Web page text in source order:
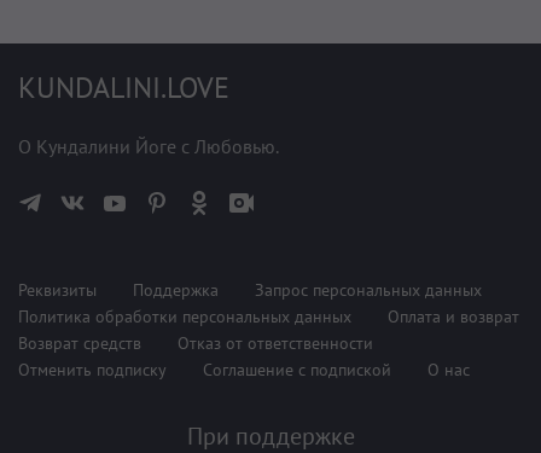
KUNDALINI.LOVE
О Кундалини Йоге с Любовью.
Реквизиты Поддержка
Запрос персональных данных
Политика обработки персональных данных
Оплата и возврат
Возврат средств
Отказ от ответственности
Отменить подписку
Соглашение с подпиской О нас
При поддержке